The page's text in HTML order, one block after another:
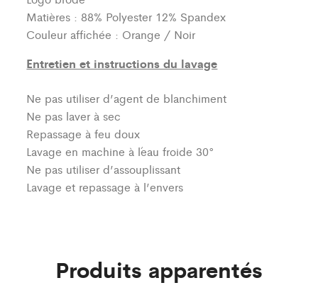
Matières : 88% Polyester 12% Spandex
Couleur affichée : Orange / Noir
Entretien et instructions du lavage
Ne pas utiliser d’agent de blanchiment
Ne pas laver à sec
Repassage à feu doux
Lavage en machine à l´eau froide 30°
Ne pas utiliser d’assouplissant
Lavage et repassage à l’envers
Produits apparentés